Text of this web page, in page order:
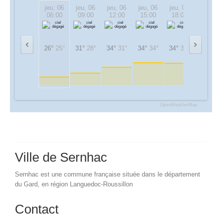
jeu, 06
06:00
26° 25°
jeu, 06
09:00
31° 28°
jeu, 06
12:00
34° 31°
jeu, 06
15:00
34° 34°
jeu, 06
18:00
34° 34°
OpenWeatherMap
Ville de Sernhac
Sernhac est une commune française située dans le département
du Gard, en région Languedoc-Roussillon
Contact